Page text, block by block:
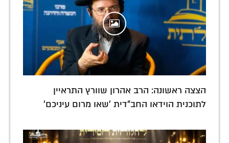
הצצה ראשונה: הרב אהרון שוורץ התראיין
לתוכנית הוידאו החב"דית 'שאו מרום עיניכם'